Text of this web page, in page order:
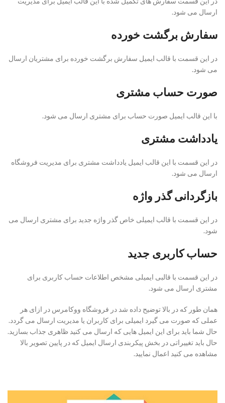
ارسال می شود.
سفارش برگشت خورده
در این قسمت با قالب ایمیل سفارش برگشت خورده برای مشتریان ارسال
می شود.
صورت حساب مشتری
با این قالب ایمیل صورت حساب برای مشتری ارسال می شود.
یادداشت مشتری
در این قسمت با این قالب ایمیل یادداشت مشتری برای مدیریت فروشگاه
ارسال می شود.
بازگردانی گذر واژه
در این قسمت با قالب ایمیلی خاص گذر واژه جدید برای مشتری ارسال می
شود.
حساب کاربری جدید
در این قسمت با قالبی ایمیلی مشخص اطلاعات حساب کاربری برای
مشتری ارسال می شود.
همان طور که در بالا توضیح داده شد در فروشگاه ووکامرس در ازای هر
عملی که صورت می گیرد ایمیلی برای کاربران یا مدیریت ارسال می گردد.
حال شما باید برای این ایمیل هایی که ارسال می کنید ظاهری جذاب بسازید.
حال باید تغییراتی در بخش پیکربندی ارسال ایمیل که در پایین تصویر بالا
مشاهده می کنید اعمال نمایید.